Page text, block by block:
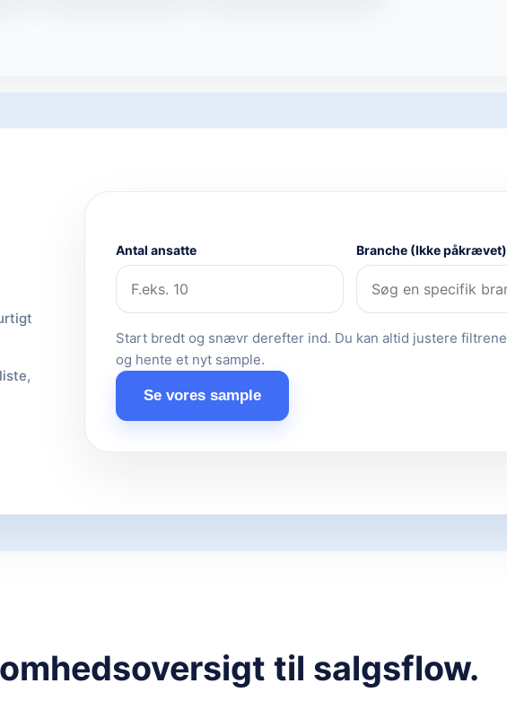
Antal ansatte Branche (Ikke påkrævet)
Start bredt og snævr derefter ind. Du kan altid justere filtrene
og hente et nyt sample.
Se vores sample
til salgsflow.